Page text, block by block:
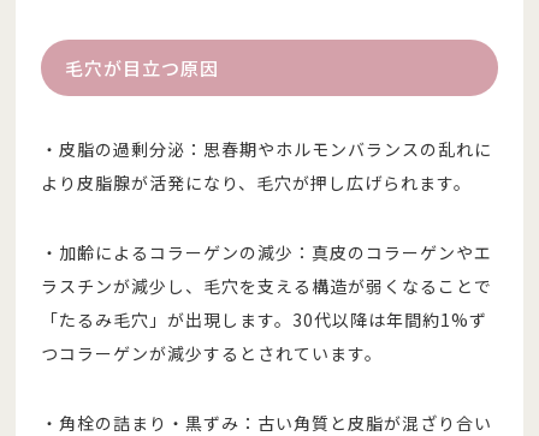
毛穴が目立つ原因
・皮脂の過剰分泌：思春期やホルモンバランスの乱れに
より皮脂腺が活発になり、毛穴が押し広げられます。
・加齢によるコラーゲンの減少：真皮のコラーゲンやエ
ラスチンが減少し、毛穴を支える構造が弱くなることで
「たるみ毛穴」が出現します。30代以降は年間約1%ず
つコラーゲンが減少するとされています。
・角栓の詰まり・黒ずみ：古い角質と皮脂が混ざり合い